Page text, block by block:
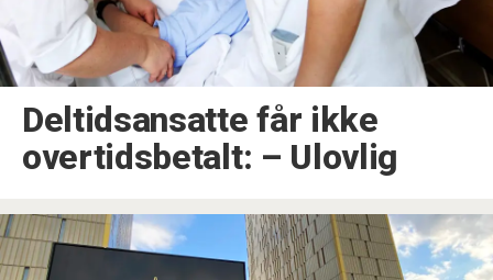
Deltidsansatte får ikke
overtidsbetalt: – Ulovlig